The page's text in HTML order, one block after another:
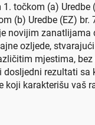
točkom (a)
(b) Uredbe (EZ)
novijim
ozljede,
mjestima,
rezultati
koji karakterišu vaš